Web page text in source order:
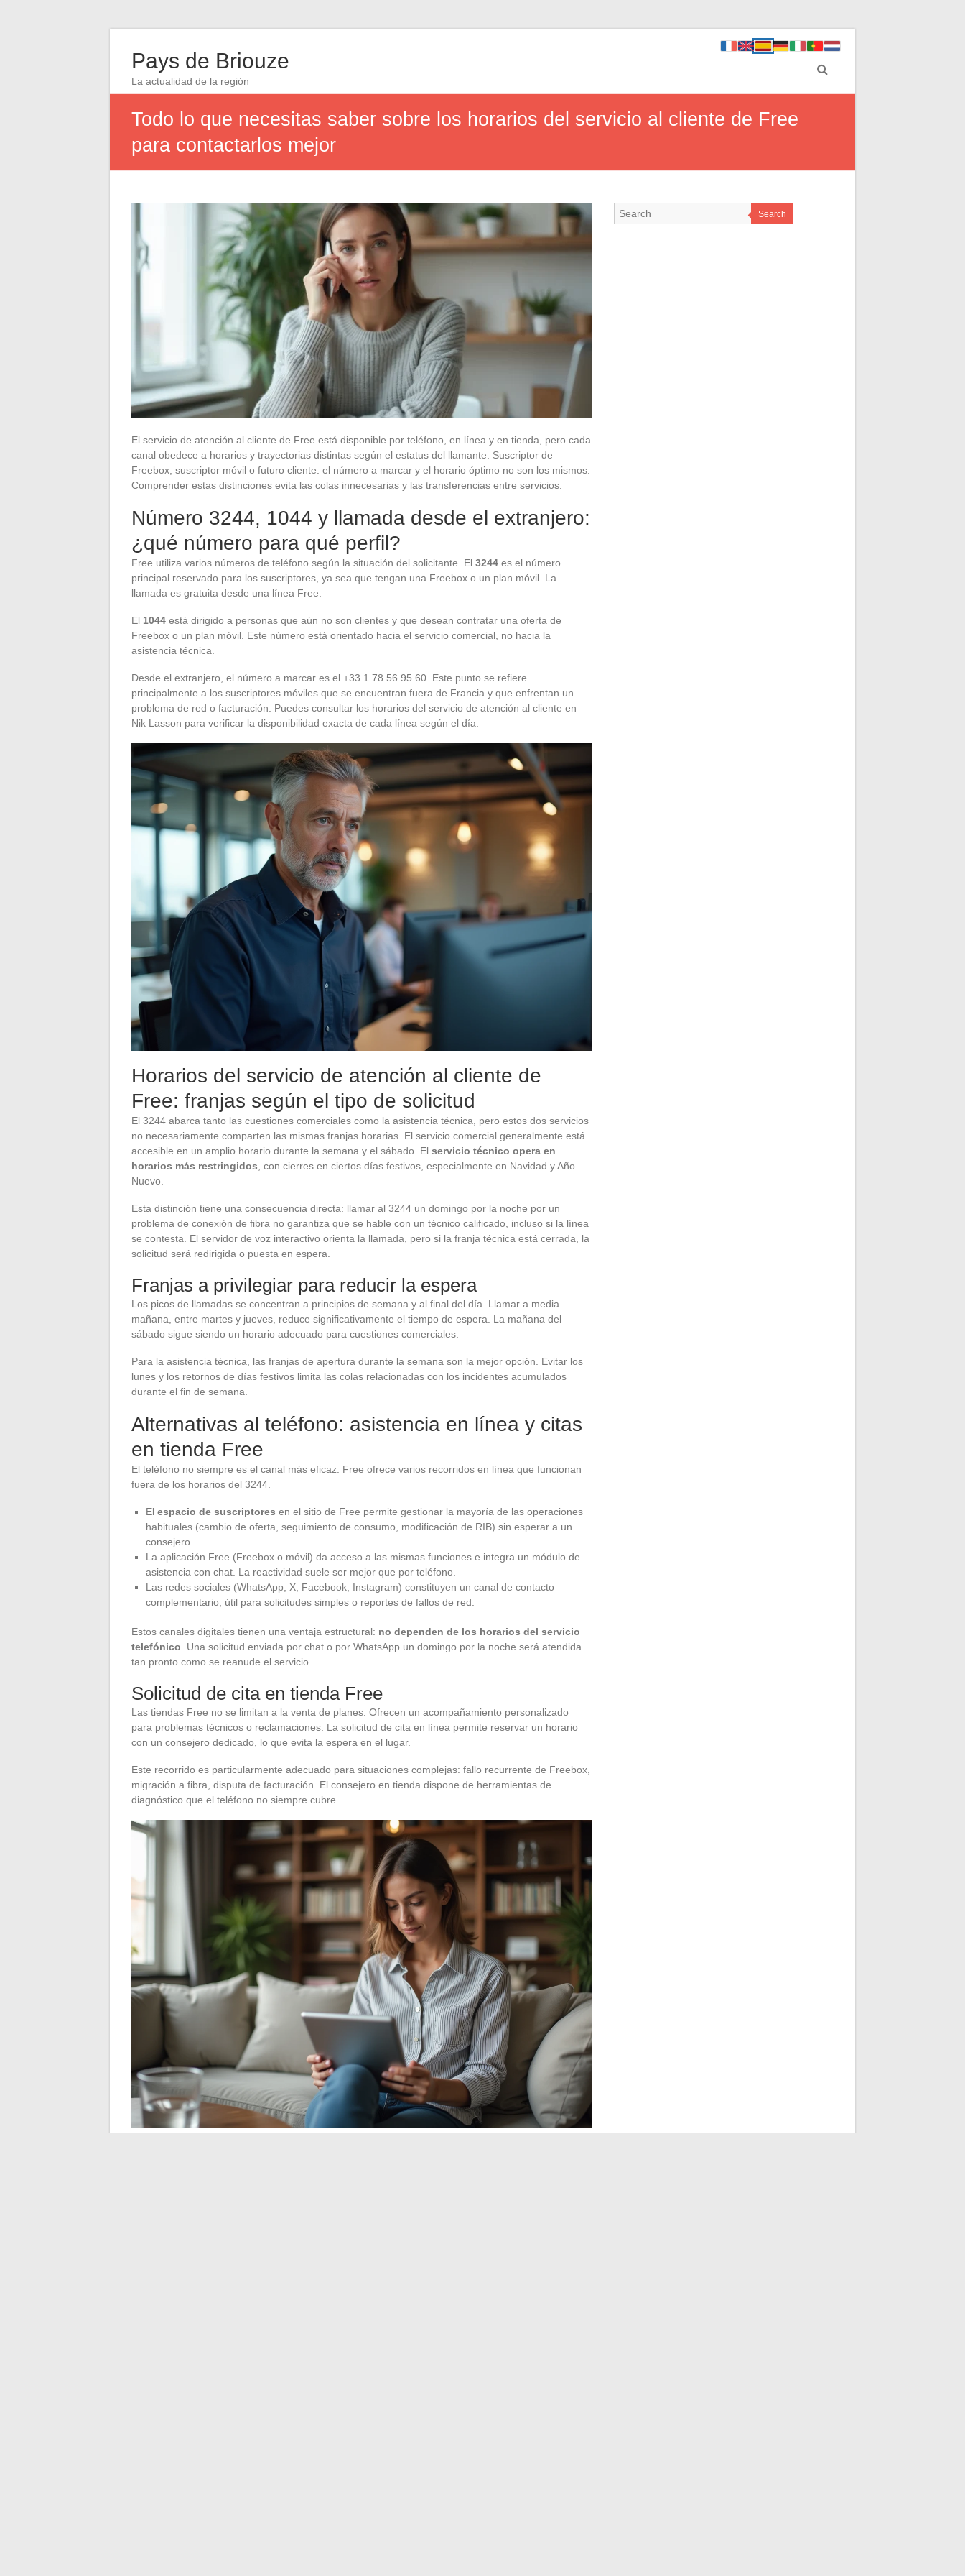
Pays de Briouze
La actualidad de la región
Todo lo que necesitas saber sobre los horarios del servicio al cliente de Free
para contactarlos mejor
El servicio de atención al cliente de Free está disponible por teléfono, en línea y en tienda, pero cada
canal obedece a horarios y trayectorias distintas según el estatus del llamante. Suscriptor de
Freebox, suscriptor móvil o futuro cliente: el número a marcar y el horario óptimo no son los mismos.
Comprender estas distinciones evita las colas innecesarias y las transferencias entre servicios.
Número 3244, 1044 y llamada desde el extranjero:
¿qué número para qué perfil?
Free utiliza varios números de teléfono según la situación del solicitante. El 3244 es el número
principal reservado para los suscriptores, ya sea que tengan una Freebox o un plan móvil. La
llamada es gratuita desde una línea Free.
El 1044 está dirigido a personas que aún no son clientes y que desean contratar una oferta de
Freebox o un plan móvil. Este número está orientado hacia el servicio comercial, no hacia la
asistencia técnica.
Desde el extranjero, el número a marcar es el +33 1 78 56 95 60. Este punto se refiere
principalmente a los suscriptores móviles que se encuentran fuera de Francia y que enfrentan un
problema de red o facturación. Puedes consultar los horarios del servicio de atención al cliente en
Nik Lasson para verificar la disponibilidad exacta de cada línea según el día.
Horarios del servicio de atención al cliente de
Free: franjas según el tipo de solicitud
El 3244 abarca tanto las cuestiones comerciales como la asistencia técnica, pero estos dos servicios
no necesariamente comparten las mismas franjas horarias. El servicio comercial generalmente está
accesible en un amplio horario durante la semana y el sábado. El servicio técnico opera en
horarios más restringidos , con cierres en ciertos días festivos, especialmente en Navidad y Año
Nuevo.
Esta distinción tiene una consecuencia directa: llamar al 3244 un domingo por la noche por un
problema de conexión de fibra no garantiza que se hable con un técnico calificado, incluso si la línea
se contesta. El servidor de voz interactivo orienta la llamada, pero si la franja técnica está cerrada, la
solicitud será redirigida o puesta en espera.
Franjas a privilegiar para reducir la espera
Los picos de llamadas se concentran a principios de semana y al final del día. Llamar a media
mañana, entre martes y jueves, reduce significativamente el tiempo de espera. La mañana del
sábado sigue siendo un horario adecuado para cuestiones comerciales.
Para la asistencia técnica, las franjas de apertura durante la semana son la mejor opción. Evitar los
lunes y los retornos de días festivos limita las colas relacionadas con los incidentes acumulados
durante el fin de semana.
Alternativas al teléfono: asistencia en línea y citas
en tienda Free
El teléfono no siempre es el canal más eficaz. Free ofrece varios recorridos en línea que funcionan
fuera de los horarios del 3244.
El espacio de suscriptores en el sitio de Free permite gestionar la mayoría de las operaciones
habituales (cambio de oferta, seguimiento de consumo, modificación de RIB) sin esperar a un
consejero.
La aplicación Free (Freebox o móvil) da acceso a las mismas funciones e integra un módulo de
asistencia con chat. La reactividad suele ser mejor que por teléfono.
Las redes sociales (WhatsApp, X, Facebook, Instagram) constituyen un canal de contacto
complementario, útil para solicitudes simples o reportes de fallos de red.
Estos canales digitales tienen una ventaja estructural: no dependen de los horarios del servicio
telefónico . Una solicitud enviada por chat o por WhatsApp un domingo por la noche será atendida
tan pronto como se reanude el servicio.
Solicitud de cita en tienda Free
Las tiendas Free no se limitan a la venta de planes. Ofrecen un acompañamiento personalizado
para problemas técnicos o reclamaciones. La solicitud de cita en línea permite reservar un horario
con un consejero dedicado, lo que evita la espera en el lugar.
Este recorrido es particularmente adecuado para situaciones complejas: fallo recurrente de Freebox,
migración a fibra, disputa de facturación. El consejero en tienda dispone de herramientas de
diagnóstico que el teléfono no siempre cubre.
Search